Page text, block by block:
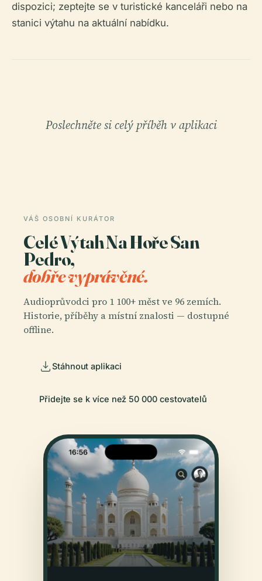
dispozici; zeptejte se v turistické kanceláři nebo na
stanici výtahu na aktuální nabídku.
Poslechněte si celý příběh v aplikaci
VÁŠ OSOBNÍ KURÁTOR
Celé Výtah Na Hoře San
Pedro,
dobře vyprávěné.
Audioprůvodci pro 1 100+ měst ve 96 zemích.
Historie, příběhy a místní znalosti — dostupné
offline.
Stáhnout aplikaci
Přidejte se k více než 50 000 cestovatelů